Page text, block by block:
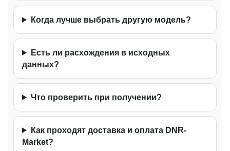
Когда лучше выбрать другую модель?
Есть ли расхождения в исходных
данных?
Что проверить при получении?
Как проходят доставка и оплата DNR-
Market?